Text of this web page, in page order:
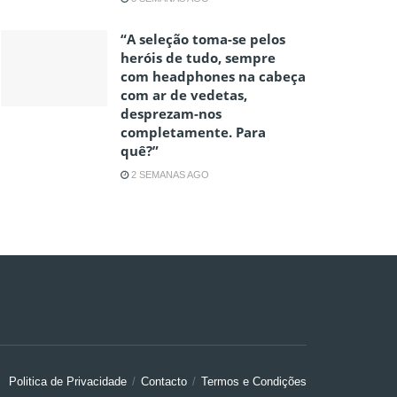
“A seleção toma-se pelos
heróis de tudo, sempre
com headphones na cabeça
com ar de vedetas,
desprezam-nos
completamente. Para
quê?”
2 SEMANAS AGO
Politica de Privacidade Contacto Termos e Condições